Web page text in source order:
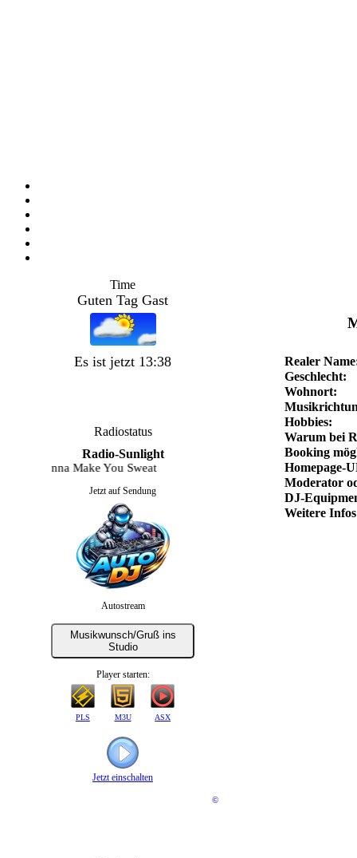
Time
Guten Tag Gast
Es ist jetzt 13:38
Radiostatus
Radio-Sunlight
Gonna Make You Sweat
Jetzt auf Sendung
Autostream
Musikwunsch/Gruß ins
Studio
Player starten:
PLS M3U ASX
Jetzt einschalten
©
Realer
Geschlecht:
Wohnort:
Hobbies:
Warum bei
Booking
Homepage-
Moderator
DJ-
Weitere